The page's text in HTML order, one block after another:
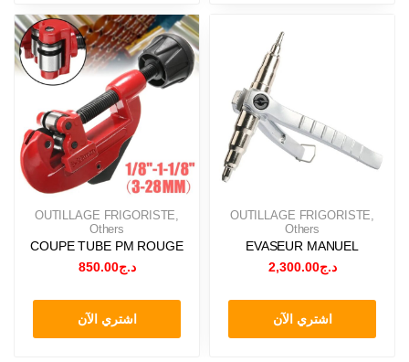
OUTILLAGE FRIGORISTE,
Others
COUPE TUBE PM ROUGE
د.ج850.00
اشتري الآن
OUTILLAGE FRIGORISTE,
Others
EVASEUR MANUEL
د.ج2,300.00
اشتري الآن